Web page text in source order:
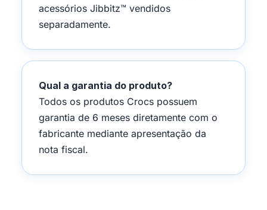
acessórios Jibbitz™ vendidos
separadamente.
Qual a garantia do produto?
Todos os produtos Crocs possuem
garantia de 6 meses diretamente com o
fabricante mediante apresentação da
nota fiscal.